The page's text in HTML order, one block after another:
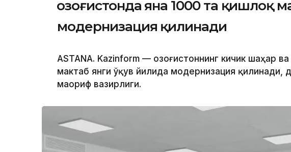
Қозоғистонда яна 1000 та қишлоқ
модернизация қилинади
ASTANA. Kazinform — Қозоғистоннинг кичик шаҳар
мактаб янги ўқув йилида модернизация қилинади,
маориф вазирлиги.